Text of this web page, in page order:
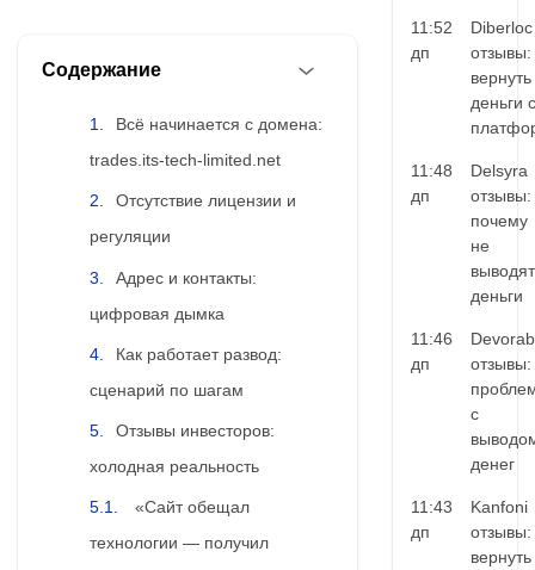
Содержание
Всё начинается с домена:
trades.its-tech-limited.net
Отсутствие лицензии и
регуляции
Адрес и контакты:
цифровая дымка
Как работает развод:
сценарий по шагам
Отзывы инвесторов:
холодная реальность
«Сайт обещал
технологии — получил
11:52
дп
Diberloc
отзывы:
вернуть
деньги с
11:48
дп
Delsyra
отзывы:
почему
не
выводят
деньги
11:46
дп
отзывы:
с
денег
11:43
дп
Kanfoni
отзывы:
вернуть